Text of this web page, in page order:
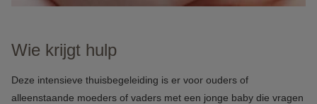
Wie krijgt hulp
Deze intensieve thuisbegeleiding is er voor ouders of
alleenstaande moeders of vaders met een jonge baby die vragen